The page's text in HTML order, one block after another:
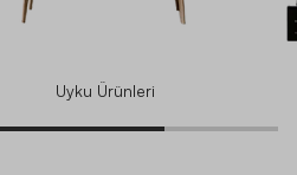
Uyku Ürünleri